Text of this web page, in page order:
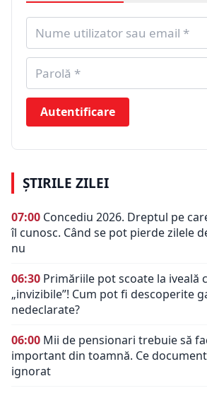
Autentificare
ȘTIRILE ZILEI
07:00 Concediu 2026. Dreptul pe
îl cunosc. Când se pot pierde zilele
nu
06:30 Primăriile pot scoate la iveală
„invizibile”! Cum pot fi descoperite
nedeclarate?
06:00 Mii de pensionari trebuie să
important din toamnă. Ce
ignorat